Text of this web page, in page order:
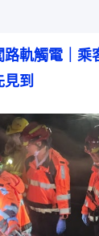
軌觸電｜乘
到